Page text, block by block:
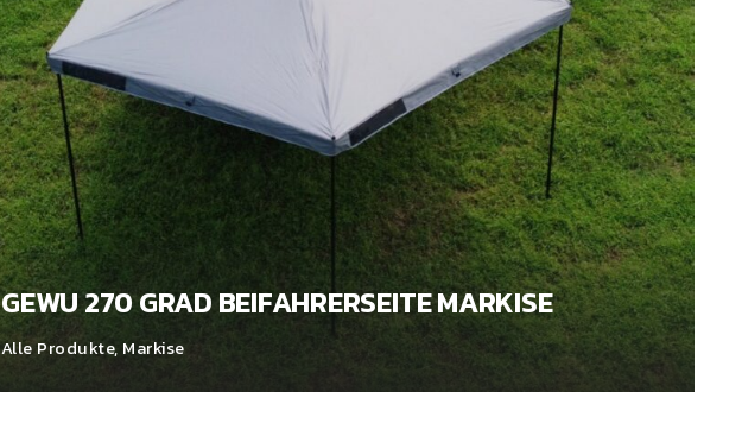
GEWU 270 GRAD BEIFAHRERSEITE MARKISE
Alle Produkte, Markise